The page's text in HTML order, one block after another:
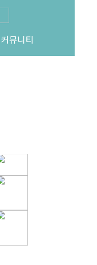
커뮤니티